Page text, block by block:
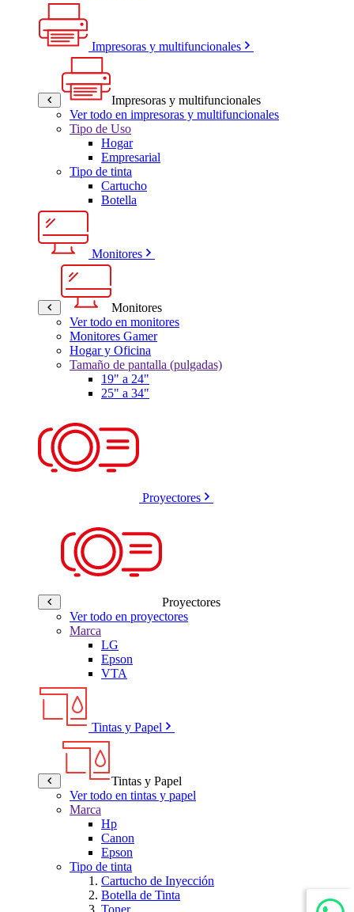
Impresoras y multifuncionales
Impresoras y multifuncionales
Ver todo en impresoras y multifuncionales
Tipo de Uso
Hogar
Empresarial
Tipo de tinta
Cartucho
Botella
Monitores
Monitores
Ver todo en monitores
Monitores Gamer
Hogar y Oficina
Tamaño de pantalla (pulgadas)
19" a 24"
25" a 34"
Proyectores
Proyectores
Ver todo en proyectores
Marca
LG
Epson
VTA
Tintas y Papel
Tintas y Papel
Ver todo en tintas y papel
Marca
Hp
Canon
Epson
Tipo de tinta
Cartucho de Inyección
Botella de Tinta
Toner